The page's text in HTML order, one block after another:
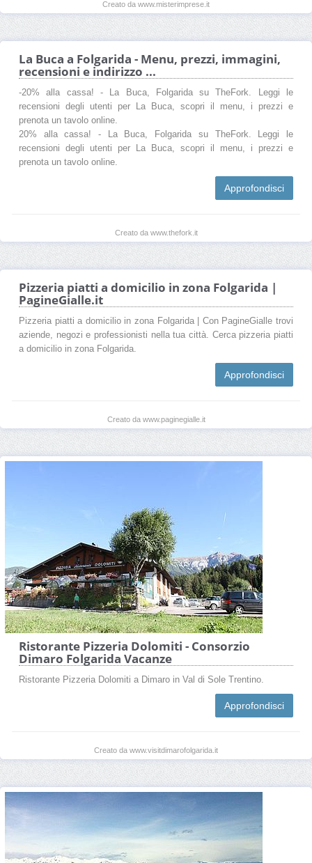
Creato da www.misterimprese.it
La Buca a Folgarida - Menu, prezzi, immagini,
recensioni e indirizzo ...
-20% alla cassa! - La Buca, Folgarida su TheFork. Leggi le
recensioni degli utenti per La Buca, scopri il menu, i prezzi e
prenota un tavolo online.
20% alla cassa! - La Buca, Folgarida su TheFork. Leggi le
recensioni degli utenti per La Buca, scopri il menu, i prezzi e
prenota un tavolo online.
Approfondisci
Creato da www.thefork.it
Pizzeria piatti a domicilio in zona Folgarida |
PagineGialle.it
Pizzeria piatti a domicilio in zona Folgarida | Con PagineGialle trovi
aziende, negozi e professionisti nella tua città. Cerca pizzeria piatti
a domicilio in zona Folgarida.
Approfondisci
Creato da www.paginegialle.it
Ristorante Pizzeria Dolomiti - Consorzio
Dimaro Folgarida Vacanze
Ristorante Pizzeria Dolomiti a Dimaro in Val di Sole Trentino.
Approfondisci
Creato da www.visitdimarofolgarida.it